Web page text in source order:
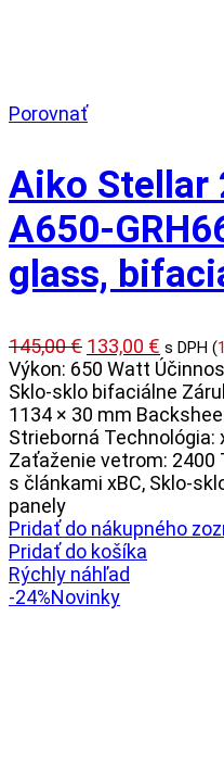
Porovnať
Aiko Stellar
A650-
glass,
145,00€ Pôvodná
cena
bola:
145,00 €.
133,00 €
cena
je:
133,00
s DPH (
Výkon: 650 Watt
Sklo-sklo bifaciálne
1134 × 30 mm
Strieborná Technológia:
Zaťaženie vetrom: 2400
s článkami xBC, Sklo-
panely
Pridať do nákupného
Pridať do košíka
Rýchly náhľad
-24%Novinky